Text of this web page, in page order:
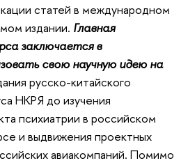
статей в международном
издании. Главная
заключается в
свою научную идею на
русско-китайского
НКРЯ до изучения
психиатрии в российском
и выдвижения проектных
авиакомпаний. Помимо